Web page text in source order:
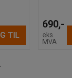
TIL
690,-
eks.
MVA